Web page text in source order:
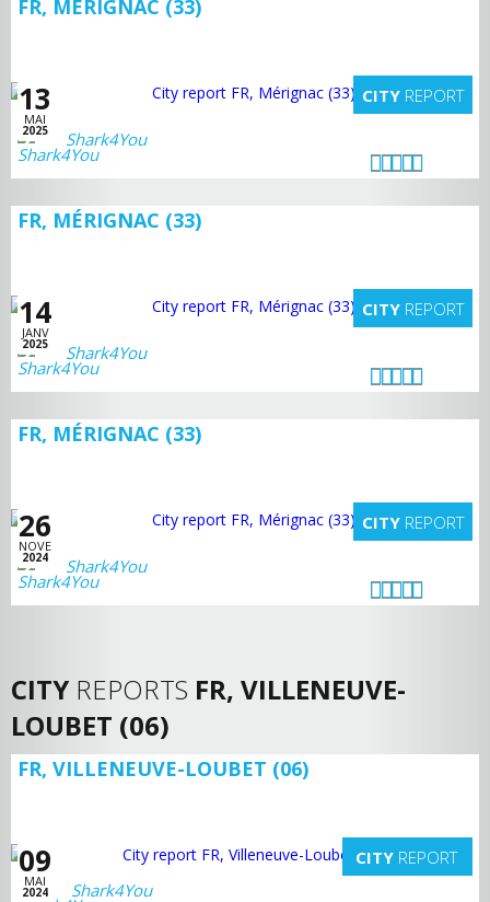
FR, MÉRIGNAC (33)
13
MAI
2025
CITY REPORT
Shark4You
FR, MÉRIGNAC (33)
14
JANV
2025
CITY REPORT
Shark4You
FR, MÉRIGNAC (33)
26
NOVE
2024
CITY REPORT
Shark4You
CITY REPORTS FR, VILLENEUVE-
LOUBET (06)
FR, VILLENEUVE-LOUBET (06)
09
MAI
2024
CITY REPORT
Shark4You